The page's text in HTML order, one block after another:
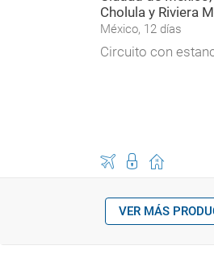
Cholula y Riviera
México, 12 días
Circuito con
VER MÁS